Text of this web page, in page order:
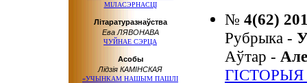
МІЛАСЭРНАСЦІ
Літаратуразнаўства
Ева ЛЯВОНАВА
ЧУЙНАЕ СЭРЦА
Асобы
Лідзія КАМІНСКАЯ
«УЧЫНКАМ НАШЫМ ПАШЛІ
№ 4(62)
Рубрыка -
Аўтар -